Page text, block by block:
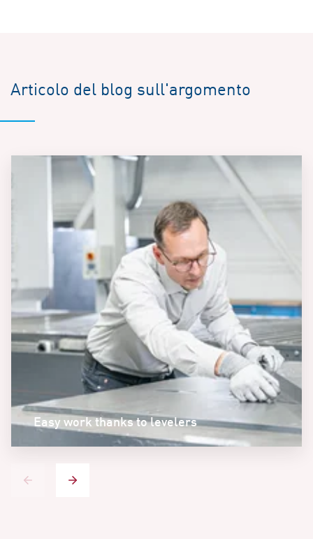
Articolo del blog sull'argomento
Easy work thanks to levelers